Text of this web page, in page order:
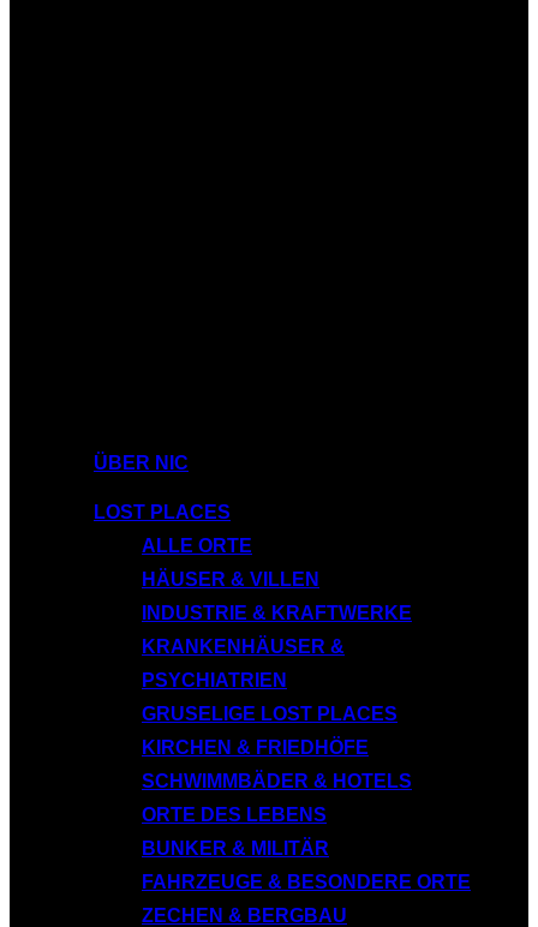
ÜBER NIC
LOST PLACES
ALLE ORTE
HÄUSER & VILLEN
INDUSTRIE & KRAFTWERKE
KRANKENHÄUSER &
PSYCHIATRIEN
GRUSELIGE LOST PLACES
KIRCHEN & FRIEDHÖFE
SCHWIMMBÄDER & HOTELS
ORTE DES LEBENS
BUNKER & MILITÄR
FAHRZEUGE & BESONDERE ORTE
ZECHEN & BERGBAU